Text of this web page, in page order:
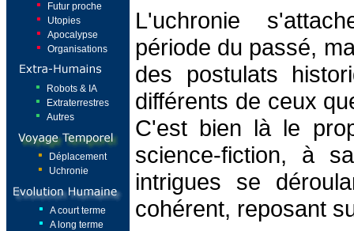
Futur proche
Utopies
Apocalypse
Organisations
Robots & IA
Extraterrestres
Autres
Déplacement
Uchronie
A court terme
A long terme
L'uchronie
période du passé,
des postulats
différents de ceux
C'est bien là le
science-fiction, à
intrigues se
cohérent, reposant